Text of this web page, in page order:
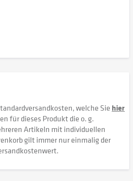
welche Sie hier
für dieses Produkt die o. g.
Artikeln mit individuellen
gilt immer nur einmalig der